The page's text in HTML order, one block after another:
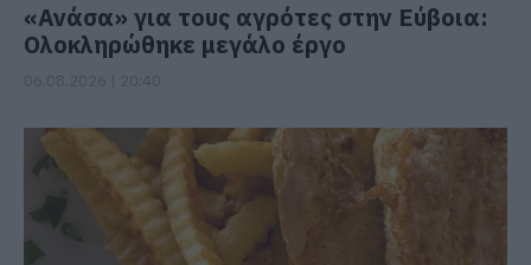
«Ανάσα» για τους αγρότες στην Εύβοια:
Ολοκληρώθηκε μεγάλο έργο